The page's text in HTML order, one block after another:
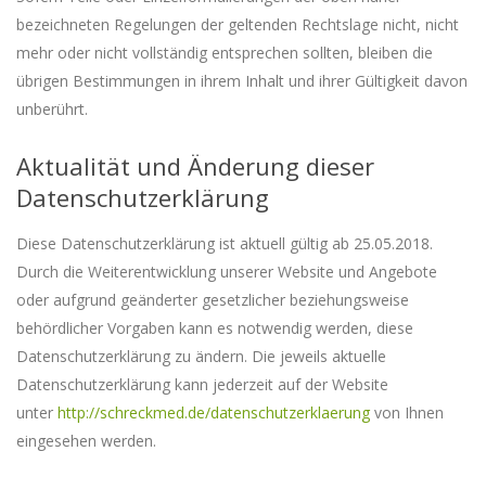
bezeichneten Regelungen der geltenden Rechtslage nicht, nicht
mehr oder nicht vollständig entsprechen sollten, bleiben die
übrigen Bestimmungen in ihrem Inhalt und ihrer Gültigkeit davon
unberührt.
Aktualität und Änderung dieser
Datenschutzerklärung
Diese Datenschutzerklärung ist aktuell gültig ab 25.05.2018.
Durch die Weiterentwicklung unserer Website und Angebote
oder aufgrund geänderter gesetzlicher beziehungsweise
behördlicher Vorgaben kann es notwendig werden, diese
Datenschutzerklärung zu ändern. Die jeweils aktuelle
Datenschutzerklärung kann jederzeit auf der Website
unter http://schreckmed.de/datenschutzerklaerung von Ihnen
eingesehen werden.